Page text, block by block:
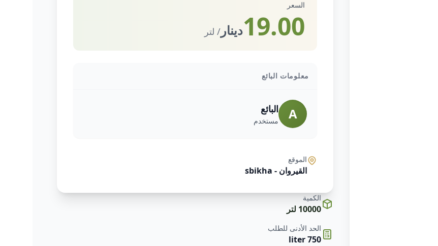
السعر
19.00دينار / لتر
معلومات البائع
A البائع
مستخدم
الموقع
القيروان - sbikha
الكمية
10000 لتر
الحد الأدنى للطلب
750 liter